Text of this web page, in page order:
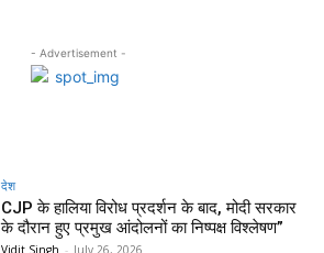
- Advertisement -
देश
CJP के हालिया विरोध प्रदर्शन के बाद, मोदी सरकार
के दौरान हुए प्रमुख आंदोलनों का निष्पक्ष विश्लेषण”
Vidit Singh - July 26, 2026